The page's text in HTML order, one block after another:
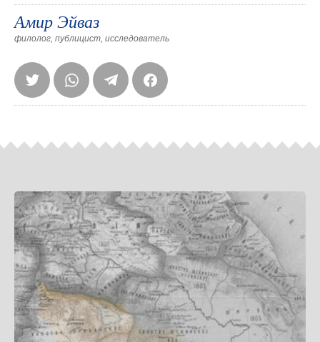
Амир Эйваз